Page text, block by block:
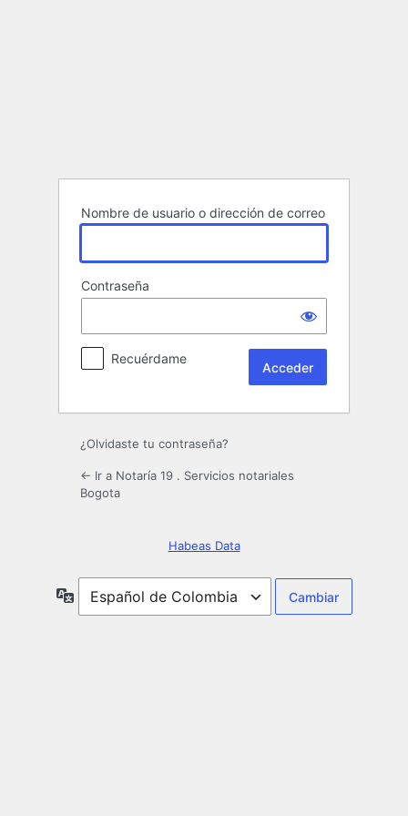
Nombre de usuario o dirección de correo
Contraseña
Recuérdame
¿Olvidaste tu contraseña?
← Ir a Notaría 19 . Servicios notariales
Bogota
Habeas Data
Idioma